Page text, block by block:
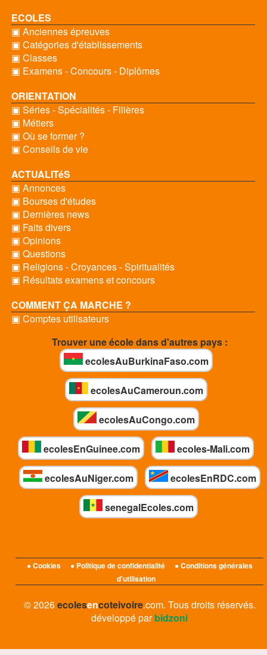
ECOLES
▣ Anciennes épreuves
▣ Catégories d'établissements
▣ Classes
▣ Examens - Concours - Diplômes
ORIENTATION
▣ Séries - Spécialités - Filières
▣ Métiers
▣ Où se former ?
▣ Conseils de vie
ACTUALITéS
▣ Annonces
▣ Bourses d'études
▣ Dernières news
▣ Faits divers
▣ Opinions
▣ Questions
▣ Religions - Croyances - Spiritualités
▣ Résultats examens et concours
COMMENT ÇA MARCHE ?
▣ Comptes utilisateurs
Trouver une école dans d'autres pays :
ecolesAuBurkinaFaso.com
ecolesAuCameroun.com
ecolesAuCongo.com
ecolesEnGuinee.com ecoles-Mali.com
ecolesAuNiger.com ecolesEnRDC.com
senegalEcoles.com
● Cookies ● Politique de confidentialité
● Conditions générales
d'utilisation
© 2026ecolesencoteivoire.com. Tous droits réservés.
développé parbidzoni